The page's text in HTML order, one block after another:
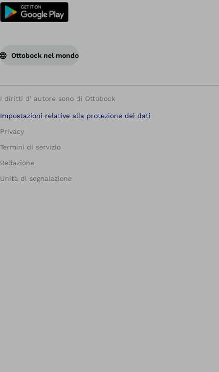
Ottobock nel mondo
I diritti d' autore sono di Ottobock
Impostazioni relative alla protezione dei dati
Privacy
Termini di servizio
Redazione
Unità di segnalazione